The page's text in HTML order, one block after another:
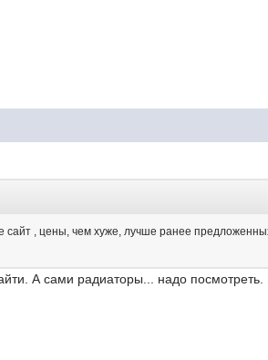
, цены, чем хуже, лучше ранее предложенных
А сами радиаторы... надо